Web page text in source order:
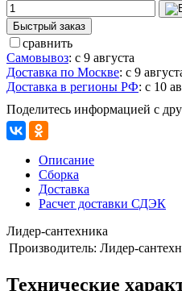
Быстрый заказ
сравнить
Самовывоз: с 9 августа
Доставка по Москве: с 9
Доставка в регионы РФ: с 10
Поделитесь информацией с
Описание
Сборка
Доставка
Расчет доставки СДЭК
Лидер-сантехника
Производитель: Лидер-
Технические